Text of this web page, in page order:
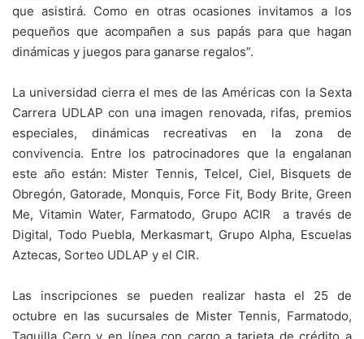
que asistirá. Como en otras ocasiones invitamos a los
pequeños que acompañen a sus papás para que hagan
dinámicas y juegos para ganarse regalos”.
La universidad cierra el mes de las Américas con la Sexta
Carrera UDLAP con una imagen renovada, rifas, premios
especiales, dinámicas recreativas en la zona de
convivencia. Entre los patrocinadores que la engalanan
este año están: Mister Tennis, Telcel, Ciel, Bisquets de
Obregón, Gatorade, Monquis, Force Fit, Body Brite, Green
Me, Vitamin Water, Farmatodo, Grupo ACIR a través de
Digital, Todo Puebla, Merkasmart, Grupo Alpha, Escuelas
Aztecas, Sorteo UDLAP y el CIR.
Las inscripciones se pueden realizar hasta el 25 de
octubre en las sucursales de Mister Tennis, Farmatodo,